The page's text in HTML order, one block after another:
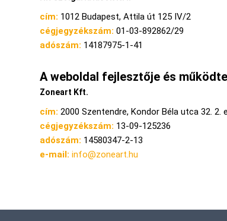
cím: 1012 Budapest, Attila út 125 IV/2
cégjegyzékszám: 01-03-892862/29
adószám: 14187975-1-41
A weboldal fejlesztője és
Zoneart Kft.
cím: 2000 Szentendre, Kondor Béla utca 32. 2.
cégjegyzékszám: 13-09-125236
adószám: 14580347-2-13
e-mail: info@zoneart.hu